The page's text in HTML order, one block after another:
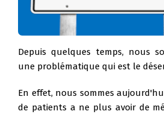
Depuis quelques temps, nous
une problématique qui est le
En effet, nous sommes
de patients a ne plus avoir de